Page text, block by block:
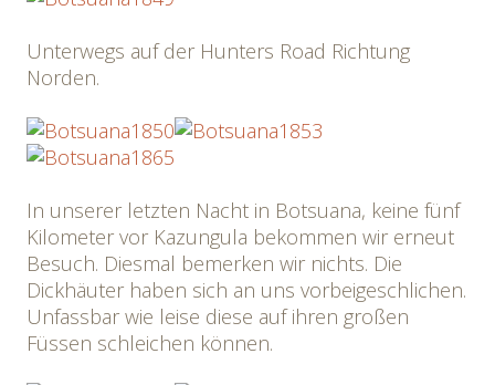
Unterwegs auf der Hunters Road Richtung
Norden.
In unserer letzten Nacht in Botsuana, keine fünf
Kilometer vor Kazungula bekommen wir erneut
Besuch. Diesmal bemerken wir nichts. Die
Dickhäuter haben sich an uns vorbeigeschlichen.
Unfassbar wie leise diese auf ihren großen
Füssen schleichen können.